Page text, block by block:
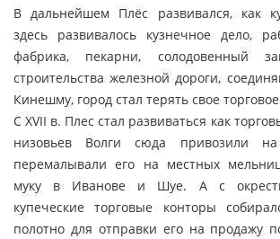
В дальнейшем Плёс развивался, как
здесь развивалось кузнечное дело,
фабрика, пекарни, солодовенный
строительства железной дороги,
Кинешму, город стал терять свое
С XVII в. Плес стал развиваться как
низовьев Волги сюда привозили
перемалывали его на местных
муку в Иванове и Шуе. А с
купеческие торговые конторы
полотно для отправки его на продажу